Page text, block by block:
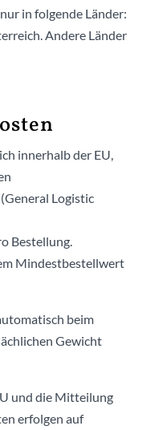
in folgende Länder:
Andere Länder
innerhalb der EU,
Logistic
Bestellung.
Mindestbestellwert
beim
Gewicht
und die Mitteilung
erfolgen auf